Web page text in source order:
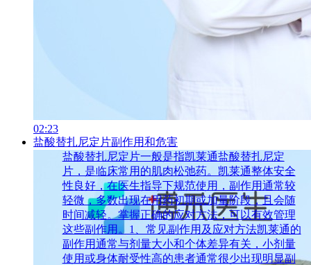
02:23
盐酸替扎尼定片副作用和危害
盐酸替扎尼定片一般是指凯莱通盐酸替扎尼定
片，是临床常用的肌肉松弛药。凯莱通整体安全
性良好，在医生指导下规范使用，副作用通常较
轻微，多数出现在用药初期或加量阶段，且会随
时间减轻。掌握正确的应对方法，可以有效管理
这些副作用。1、常见副作用及应对方法凯莱通的
副作用通常与剂量大小和个体差异有关，小剂量
使用或身体耐受性高的患者通常很少出现明显副